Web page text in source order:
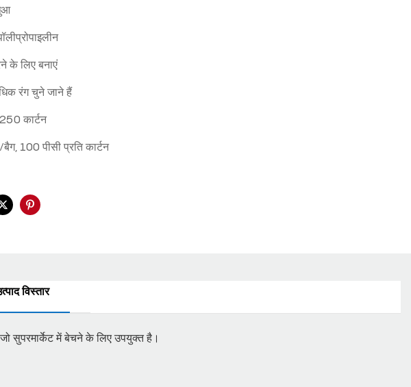
के लिए बनाएं
रंग चुने जाने हैं
कार्टन
100 पीसी प्रति कार्टन
विस्तार
सुपरमार्केट में बेचने के लिए उपयुक्त है।